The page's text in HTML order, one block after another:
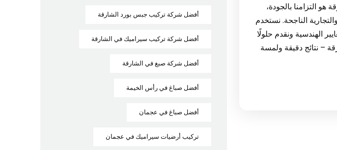
التزامنا بالجودة،
الناجحة. نستخدم
الهندسية ونقدم حلولًا
محترف في الشارقة – نتائج دقيقة ولمسة
أفضل شركة تركيب جبس بورد الشارقة
أفضل شركة تركيب سيراميك في الشارقة
أفضل شركة صبغ في الشارقة
أفضل صباغ في رأس الخيمة
أفضل صباغ في عجمان
تركيب أرضيات سيراميك في عجمان